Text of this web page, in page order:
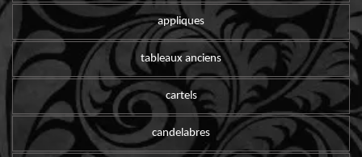
appliques
tableaux anciens
cartels
candelabres